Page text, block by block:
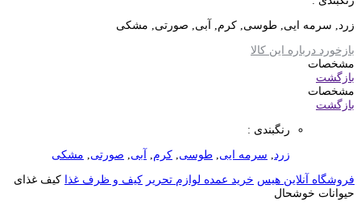
زرد, سرمه ایی, طوسی, کرم, آبی, صورتی, مشکی
بازخورد درباره این کالا
مشخصات
بازگشت
مشخصات
بازگشت
رنگبندی :
زرد سرمه ایی طوسی کرم آبی صورتی مشکی
فروشگاه آنلاین هیس خرید عمده لوازم تحریر کیف و ظرف غذا کیف غذای
حیوانات خوشحال